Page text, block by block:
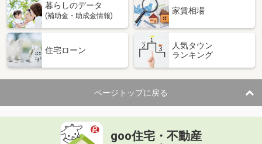
暮らしのデータ
(補助金・助成金情報)
家賃相場
住宅ローン
人気タウン
ランキング
ページトップに戻る
goo住宅・不動産